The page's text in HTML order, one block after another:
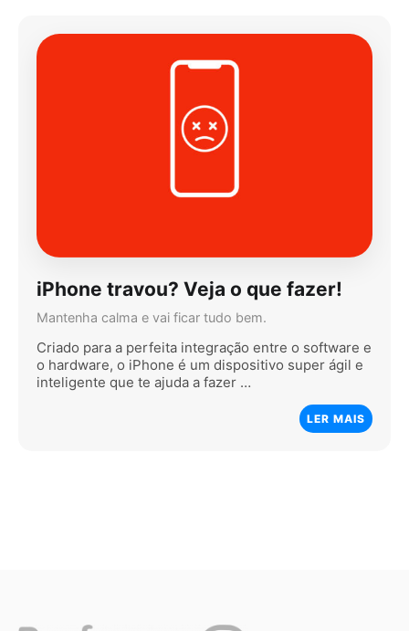
iPhone travou? Veja o que fazer!
Mantenha calma e vai ficar tudo bem.
Criado para a perfeita integração entre o software e
o hardware, o iPhone é um dispositivo super ágil e
inteligente que te ajuda a fazer …
LER MAIS